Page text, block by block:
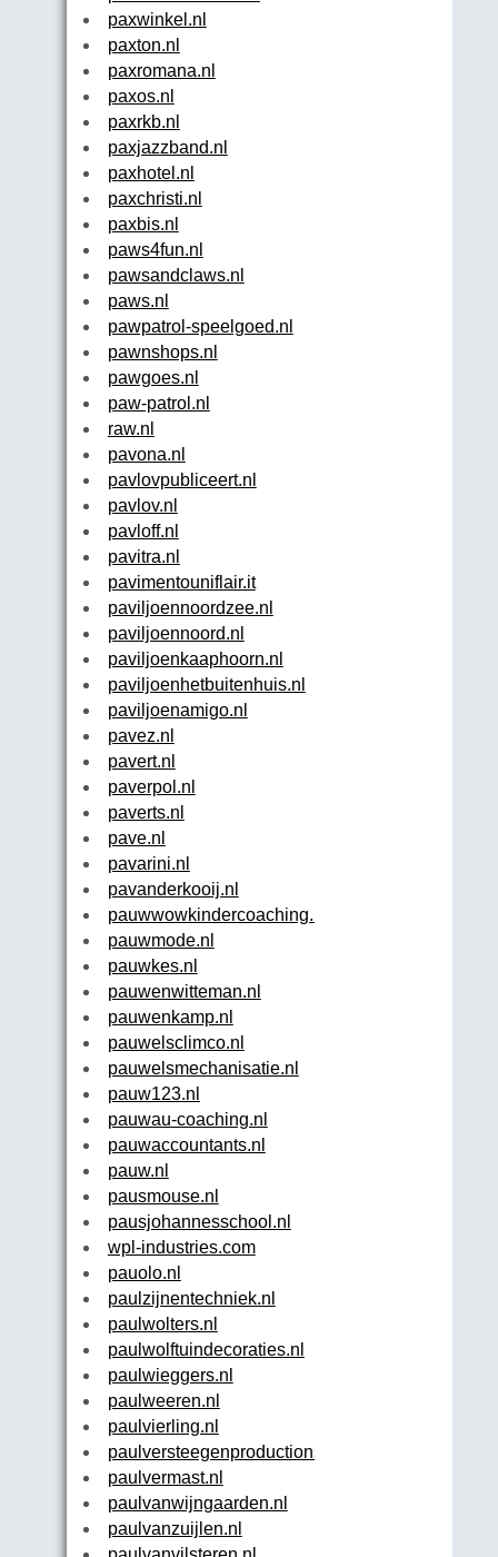
paxwinkel.nl
paxton.nl
paxromana.nl
paxos.nl
paxrkb.nl
paxjazzband.nl
paxhotel.nl
paxchristi.nl
paxbis.nl
paws4fun.nl
pawsandclaws.nl
paws.nl
pawpatrol-speelgoed.nl
pawnshops.nl
pawgoes.nl
paw-patrol.nl
raw.nl
pavona.nl
pavlovpubliceert.nl
pavlov.nl
pavloff.nl
pavitra.nl
pavimentouniflair.it
paviljoennoordzee.nl
paviljoennoord.nl
paviljoenkaaphoorn.nl
paviljoenhetbuitenhuis.nl
paviljoenamigo.nl
pavez.nl
pavert.nl
paverpol.nl
paverts.nl
pave.nl
pavarini.nl
pavanderkooij.nl
pauwwowkindercoaching.nl
pauwmode.nl
pauwkes.nl
pauwenwitteman.nl
pauwenkamp.nl
pauwelsclimco.nl
pauwelsmechanisatie.nl
pauw123.nl
pauwau-coaching.nl
pauwaccountants.nl
pauw.nl
pausmouse.nl
pausjohannesschool.nl
wpl-industries.com
pauolo.nl
paulzijnentechniek.nl
paulwolters.nl
paulwolftuindecoraties.nl
paulwieggers.nl
paulweeren.nl
paulvierling.nl
paulversteegenproductions.nl
paulvermast.nl
paulvanwijngaarden.nl
paulvanzuijlen.nl